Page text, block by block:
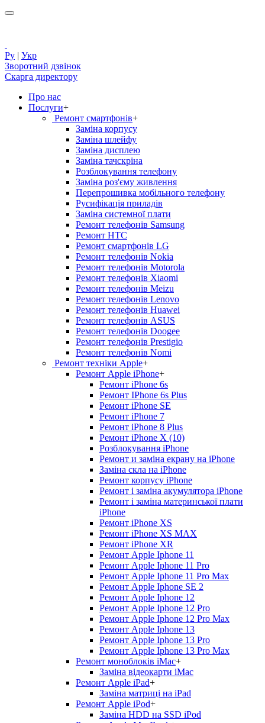
Ру | Укр
Зворотний дзвінок
Скарга директору
Про нас
Послуги+
Ремонт смартфонів+
Заміна корпусу
Заміна шлейфу
Заміна дисплею
Заміна тачскріна
Розблокування телефону
Заміна роз'єму живлення
Перепрошивка мобільного телефону
Русифікація приладів
Заміна системної плати
Ремонт телефонів Samsung
Ремонт HTC
Ремонт смартфонів LG
Ремонт телефонів Nokia
Ремонт телефонів Motorola
Ремонт телефонів Xiaomi
Ремонт телефонів Meizu
Ремонт телефонів Lenovo
Ремонт телефонів Huawei
Ремонт телефонів ASUS
Ремонт телефонів Doogee
Ремонт телефонів Prestigio
Ремонт телефонів Nomi
Ремонт техніки Apple+
Ремонт Apple iPhone+
Ремонт iPhone 6s
Ремонт IPhone 6s Plus
Ремонт iPhone SE
Ремонт iPhone 7
Ремонт iPhone 8 Plus
Ремонт iPhone X (10)
Розблокування iPhone
Ремонт и заміна екрану на iPhone
Заміна скла на iPhone
Ремонт корпусу iPhone
Ремонт і заміна акумулятора iPhone
Ремонт і заміна материнської плати
iPhone
Ремонт iPhone XS
Ремонт iPhone XS MAX
Ремонт iPhone XR
Ремонт Apple Iphone 11
Ремонт Apple Iphone 11 Pro
Ремонт Apple Iphone 11 Pro Max
Ремонт Apple Iphone SE 2
Ремонт Apple Iphone 12
Ремонт Apple Iphone 12 Pro
Ремонт Apple Iphone 12 Pro Max
Ремонт Apple Iphone 13
Ремонт Apple Iphone 13 Pro
Ремонт Apple Iphone 13 Pro Max
Ремонт моноблоків iMac+
Заміна відеокарти iMac
Ремонт Apple iPad+
Заміна матриці на iPad
Ремонт Apple iPod+
Заміна HDD на SSD iPod